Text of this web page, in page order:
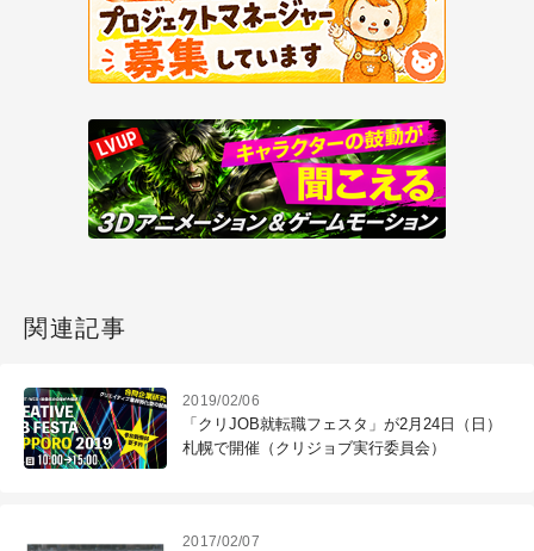
関連記事
2019/02/06
「クリJOB就転職フェスタ」が2月24日（日）
札幌で開催（クリジョブ実行委員会）
2017/02/07